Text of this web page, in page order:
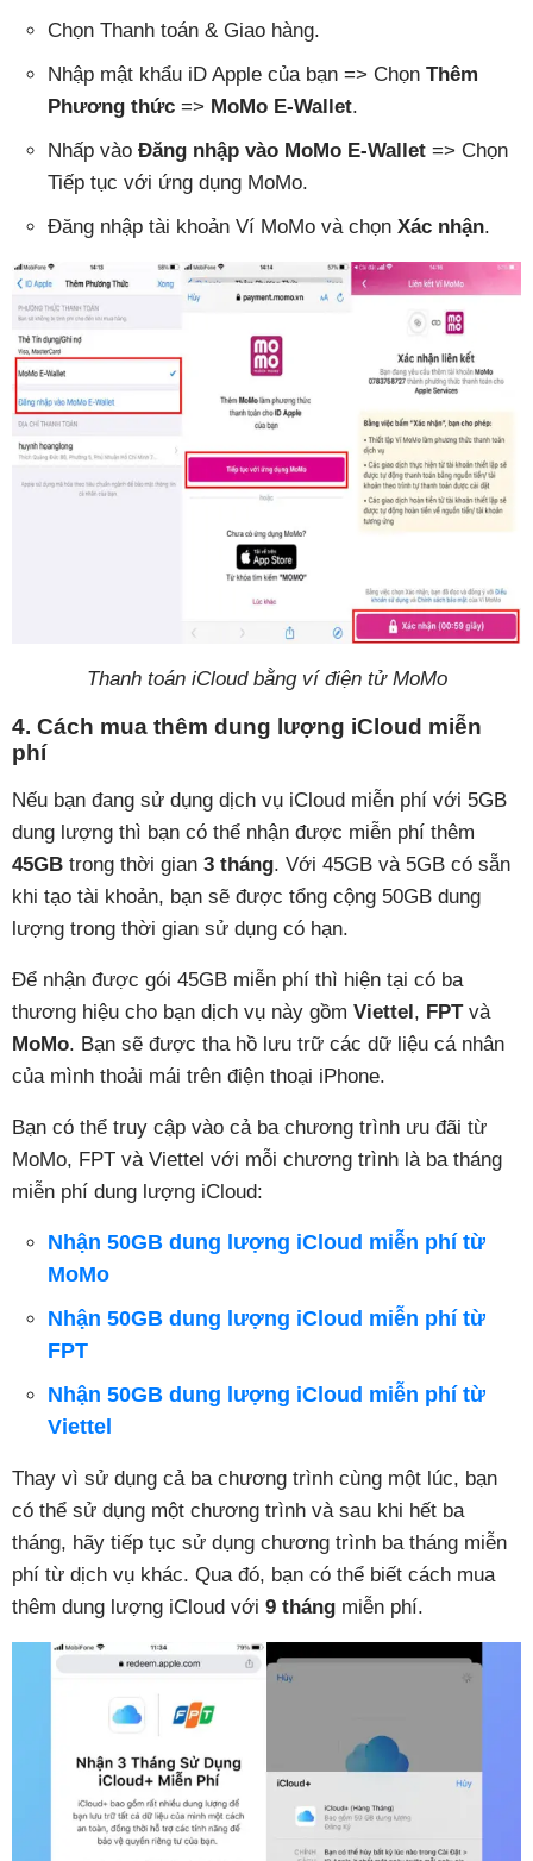
Chọn Thanh toán & Giao hàng.
Nhập mật khẩu iD Apple của bạn => Chọn Thêm
Phương thức => MoMo E-Wallet.
Nhấp vào Đăng nhập vào MoMo E-Wallet => Chọn
Tiếp tục với ứng dụng MoMo.
Đăng nhập tài khoản Ví MoMo và chọn Xác nhận.
Thanh toán iCloud bằng ví điện tử MoMo
4. Cách mua thêm dung lượng iCloud miễn
phí
Nếu bạn đang sử dụng dịch vụ iCloud miễn phí với 5GB
dung lượng thì bạn có thể nhận được miễn phí thêm
45GB trong thời gian 3 tháng. Với 45GB và 5GB có sẵn
khi tạo tài khoản, bạn sẽ được tổng cộng 50GB dung
lượng trong thời gian sử dụng có hạn.
Để nhận được gói 45GB miễn phí thì hiện tại có ba
thương hiệu cho bạn dịch vụ này gồm Viettel, FPTvà
MoMo. Bạn sẽ được tha hồ lưu trữ các dữ liệu cá nhân
của mình thoải mái trên điện thoại iPhone.
Bạn có thể truy cập vào cả ba chương trình ưu đãi từ
MoMo, FPT và Viettel với mỗi chương trình là ba tháng
miễn phí dung lượng iCloud:
Nhận 50GB dung lượng iCloud miễn phí từ
MoMo
Nhận 50GB dung lượng iCloud miễn phí từ
FPT
Nhận 50GB dung lượng iCloud miễn phí từ
Viettel
Thay vì sử dụng cả ba chương trình cùng một lúc, bạn
có thể sử dụng một chương trình và sau khi hết ba
tháng, hãy tiếp tục sử dụng chương trình ba tháng miễn
phí từ dịch vụ khác. Qua đó, bạn có thể biết cách mua
thêm dung lượng iCloud với 9 tháng miễn phí.